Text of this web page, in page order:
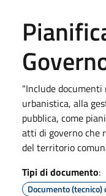
"Include
urbanistica, alla
pubblica, come
atti di governo che
del territorio
Tipi di documento:
Documento